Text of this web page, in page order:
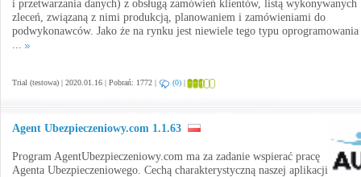
i przetwarzania danych) z obsługą zamówień klientów, listą wykonywanych
zleceń, związaną z nimi produkcją, planowaniem i zamówieniami do
podwykonawców. Jako że na rynku jest niewiele tego typu
...
Trial (testowa) | 2020.01.16 | Pobrań: 1772 | (0) |
Agent Ubezpieczeniowy.com 1.1.63
Program AgentUbezpieczeniowy.com ma za zadanie wspierać pracę
Agenta Ubezpieczeniowego. Cechą charakterystyczną naszej aplikacji